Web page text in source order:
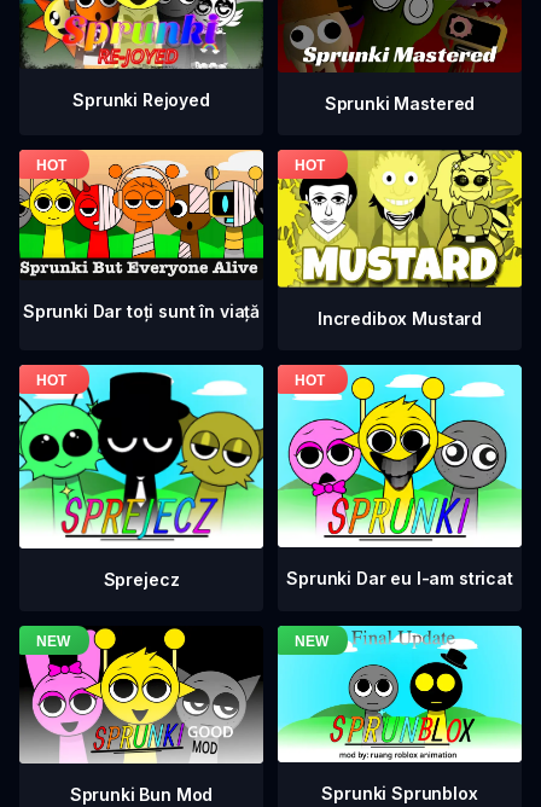
Sprunki Rejoyed Sprunki Mastered
Sprunki Dar toți sunt în viață Incredibox Mustard
Sprejecz Sprunki Dar eu l-am stricat
Sprunki Bun Mod Sprunki Sprunblox